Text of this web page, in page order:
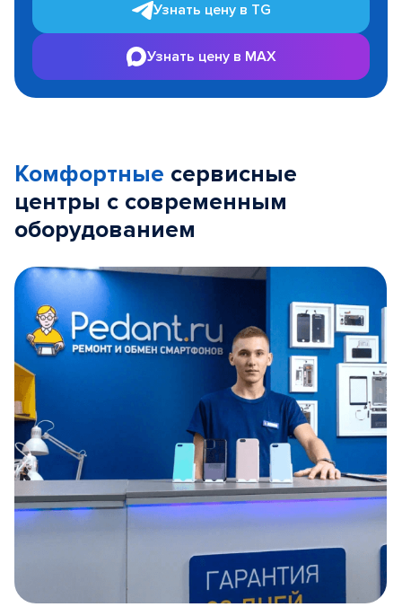
Узнать цену в TG
Узнать цену в MAX
Комфортные сервисные
центры с современным
оборудованием